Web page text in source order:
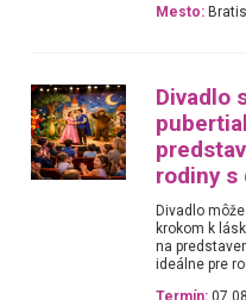
Mesto:
Divadlo
rodiny s
Divadlo
krokom k
na
ideálne pre